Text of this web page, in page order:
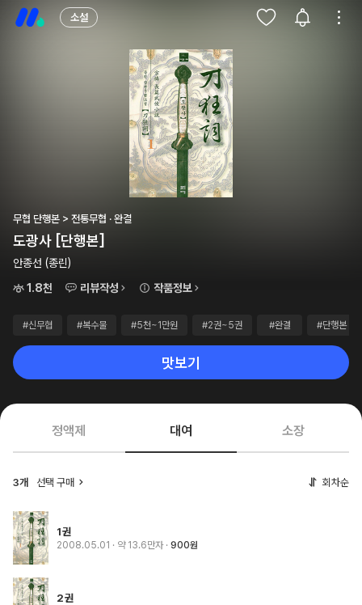
소설
무협 단행본 > 전통무협 · 완결
도광사 [단행본]
안종선 (종린)
1.8천
리뷰작성 작품정보
#신무협 #복수물 #5천~1만원 #2권~5권 #완결 #단행본
맛보기
정액제 대여 소장
3개 선택 구매 회차순
1권
2008.05.01 · 약 13.6만자 900원
2권